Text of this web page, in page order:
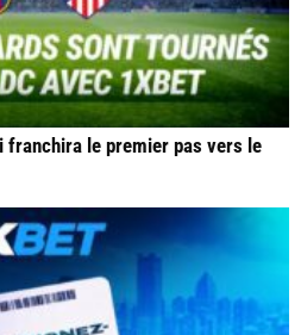
franchira le premier pas vers le